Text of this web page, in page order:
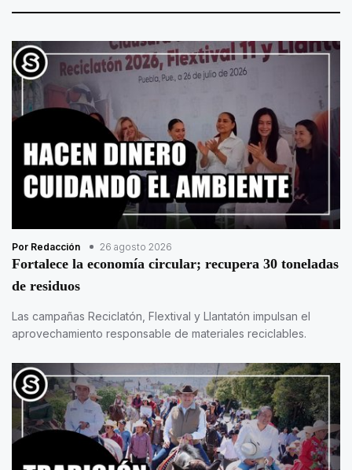
Por Redacción 26 agosto 2026
Fortalece la economía circular; recupera 30 toneladas
de residuos
Las campañas Reciclatón, Flextival y Llantatón impulsan el
aprovechamiento responsable de materiales reciclables.